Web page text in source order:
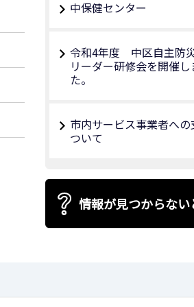
中保健センター
令和4年度 中区自主防
リーダー研修会を開催し
た。
市内サービス事業者への
ついて
情報が見つからない